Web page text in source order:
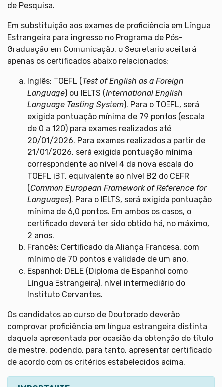
de Pesquisa.
Em substituição aos exames de proficiência em Língua
Estrangeira para ingresso no Programa de Pós-
Graduação em Comunicação, o Secretario aceitará
apenas os certificados abaixo relacionados:
Inglês: TOEFL (Test of English as a Foreign
Language) ou IELTS (International English
Language Testing System). Para o TOEFL, será
exigida pontuação mínima de 79 pontos (escala
de 0 a 120) para exames realizados até
20/01/2026. Para exames realizados a partir de
21/01/2026, será exigida pontuação mínima
correspondente ao nível 4 da nova escala do
TOEFL iBT, equivalente ao nível B2 do CEFR
(Common European Framework of Reference for
Languages). Para o IELTS, será exigida pontuação
mínima de 6,0 pontos. Em ambos os casos, o
certificado deverá ter sido obtido há, no máximo,
2 anos.
Francês: Certificado da Aliança Francesa, com
mínimo de 70 pontos e validade de um ano.
Espanhol: DELE (Diploma de Espanhol como
Língua Estrangeira), nível intermediário do
Instituto Cervantes.
Os candidatos ao curso de Doutorado deverão
comprovar proficiência em língua estrangeira distinta
daquela apresentada por ocasião da obtenção do título
de mestre, podendo, para tanto, apresentar certificado
de acordo com os critérios estabelecidos acima.